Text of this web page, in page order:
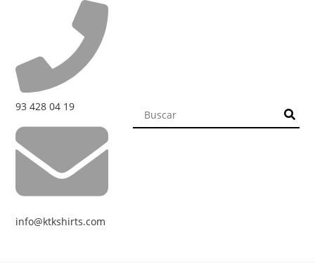
93 428 04 19
info@ktkshirts.com